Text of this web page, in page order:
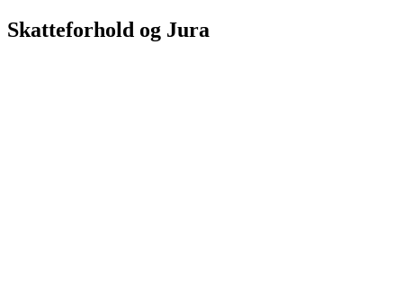
Skatteforhold og Jura